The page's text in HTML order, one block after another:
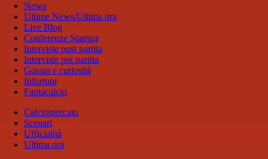
News
Ultime News/Ultima ora
Live Blog
Conferenze Stampa
Interviste post partita
Interviste pre partita
Gossip e curiosità
Infortuni
Fantacalcio
Calciomercato
Scenari
Ufficialità
Ultima ora